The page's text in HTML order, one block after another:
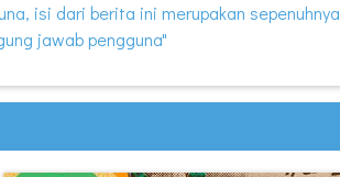
isi dari berita ini merupakan sepenuhnya
jawab pengguna"